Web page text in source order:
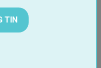
sứ không mài; 1000+ ca